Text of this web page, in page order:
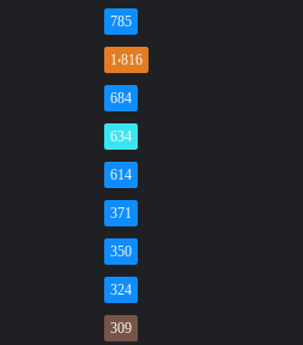
785
1٬816
684
634
614
371
350
324
309